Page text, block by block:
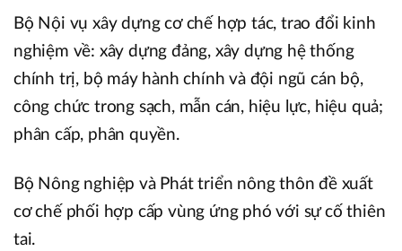
Bộ Nội vụ xây dựng cơ chế hợp tác, trao đổi kinh
nghiệm về: xây dựng đảng, xây dựng hệ thống
chính trị, bộ máy hành chính và đội ngũ cán bộ,
công chức trong sạch, mẫn cán, hiệu lực, hiệu quả;
phân cấp, phân quyền.
Bộ Nông nghiệp và Phát triển nông thôn đề xuất
cơ chế phối hợp cấp vùng ứng phó với sự cố thiên
tai.